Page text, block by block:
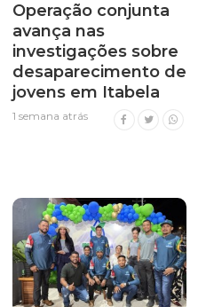
Operação conjunta
avança nas
investigações sobre
desaparecimento de
jovens em Itabela
1 semana atrás